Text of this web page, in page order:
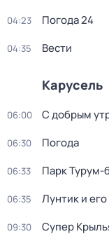
04:23 Погода 24
04:35 Вести
Карусель
06:00 С добрым
06:30 Погода
06:33 Парк Турум-
06:35 Лунтик и
09:30 Супер